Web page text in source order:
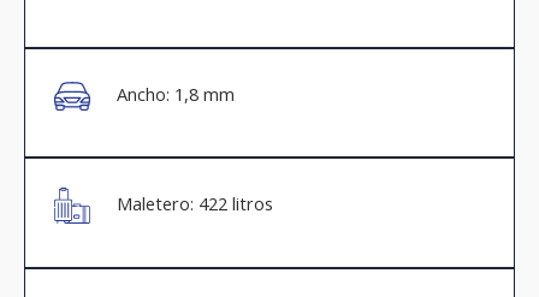
Ancho: 1,8 mm
Maletero: 422 litros